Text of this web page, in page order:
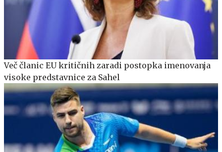
Več članic EU kritičnih zaradi postopka imenovanja
visoke predstavnice za Sahel